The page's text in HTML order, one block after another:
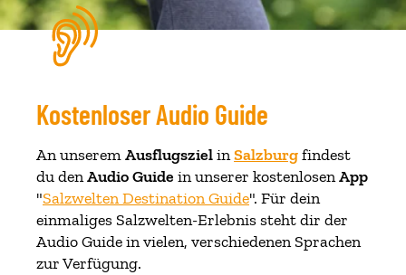
Kostenloser Audio Guide
An unseremAusflugszielinSalzburgfindest
du denAudio Guide in unserer kostenlosenApp
"Salzwelten Destination Guide". Für dein
einmaliges Salzwelten-Erlebnis steht dir der
Audio Guide in vielen, verschiedenen Sprachen
zur Verfügung.